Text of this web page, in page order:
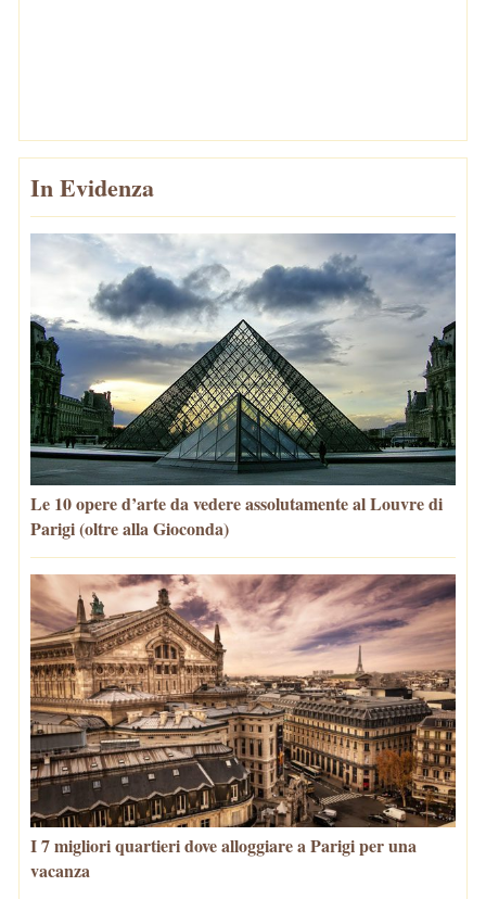
In Evidenza
Le 10 opere d’arte da vedere assolutamente al Louvre di
Parigi (oltre alla Gioconda)
I 7 migliori quartieri dove alloggiare a Parigi per una
vacanza